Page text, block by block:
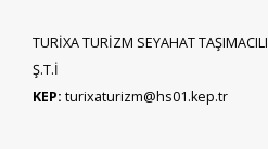
TURİXA TURİZM SEYAHAT
Ş.T.İ
KEP: turixaturizm@hs01.kep.tr